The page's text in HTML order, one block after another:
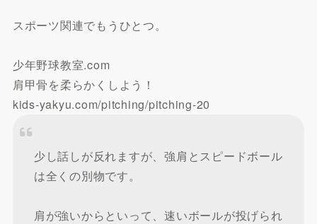
スポーツ関連でもうひとつ。
少年野球教室.com
肩甲骨を柔らかくしよう！
kids-yakyu.com/pitching/pitching-20
少し話しが反れますが、強肩とスピードボール
は全くの別物です。
肩が強いからといって、速いボールが投げられ